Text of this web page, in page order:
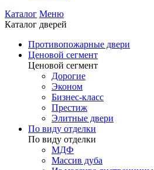
Каталог Меню
Каталог дверей
Противопожарные двери
Ценовой сегмент
Ценовой сегмент
Дорогие
Эконом
Бизнес-класс
Престиж
Элитные двери
По виду отделки
По виду отделки
МДФ
Массив дуба